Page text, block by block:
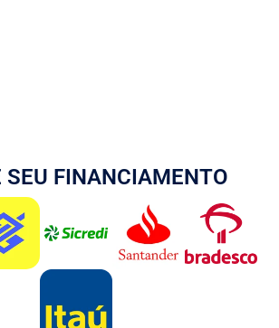
SEU FINANCIAMENTO